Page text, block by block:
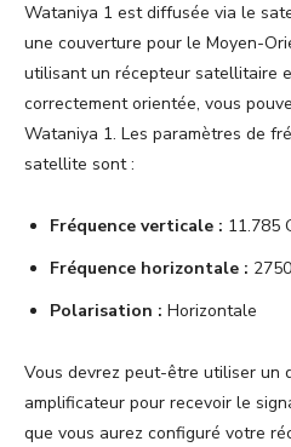
Wataniya 1 est diffusée via le
une couverture pour le Moyen-
utilisant un récepteur satellitaire
correctement orientée, vous
Wataniya 1. Les paramètres de
satellite sont :
Fréquence verticale : 11.785
Fréquence horizontale :
Polarisation : Horizontale
Vous devrez peut-être utiliser un
amplificateur pour recevoir le
que vous aurez configuré votre